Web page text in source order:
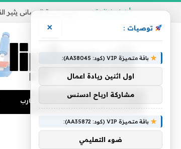
أخبار شائعة
تجارب المال منوعات التجارب
توصيات : ×
باقة متميزة VIP (كود: AA38045):
اول اثنين ريادة اعمال
مشاركة ارباح ادسنس
باقة متميزة VIP (كود: AA35872):
ضوء التعليمي